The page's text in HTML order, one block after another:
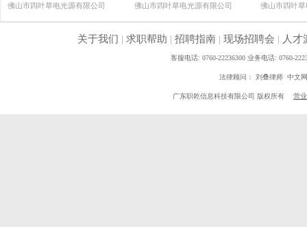
佛山市四叶草电光源有限公司 佛山市四叶草电光源有限公司 佛山市四叶
关于我们 | 求职帮助 | 招聘指南| 现场招聘会 | 人才
客服电话: 0760-22236300 业务电话: 0760-
法律顾问： 刘叠律师 中文
广东职乾信息科技有限公司 版权所有 营